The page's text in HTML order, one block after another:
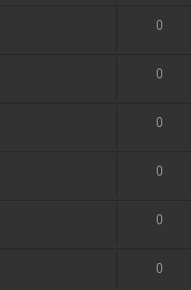
0
0
0
0
0
0